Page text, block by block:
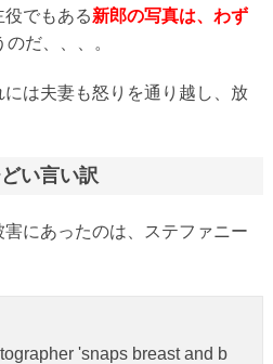
でもある新郎の写真は、わず
のだ、、、。
は夫妻も怒りを通り越し、放
い言い訳
にあったのは、ステファニー
'snaps breast and b